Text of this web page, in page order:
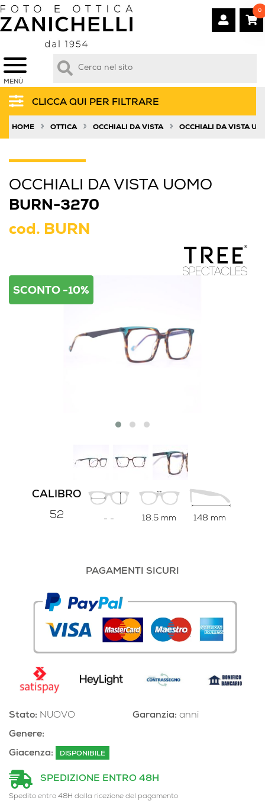
MENÙ
0
CLICCA QUI PER FILTRARE
HOME » OTTICA » OCCHIALI DA VISTA » OCCHIALI DA VISTA
OCCHIALI DA VISTA UOMO
BURN-3270
cod. BURN
SCONTO -10%
CALIBRO
52 - - 18.5 mm 148 mm
PAGAMENTI SICURI
Stato: NUOVO
Genere:
Garanzia: anni
Giacenza: DISPONIBILE
SPEDIZIONE ENTRO 48H
Spedito entro 48H dalla ricezione del pagamento